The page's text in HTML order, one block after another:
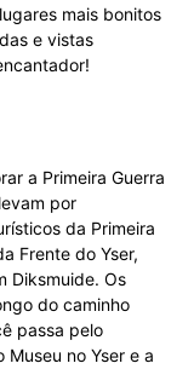
mais bonitos
e vistas
a Primeira Guerra
por
da Primeira
Frente do Yser,
Diksmuide. Os
do caminho
passa pelo
no Yser e a